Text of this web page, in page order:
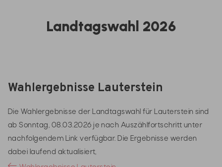
Landtagswahl 2026
Wahlergebnisse Lauterstein
Die Wahlergebnisse der Landtagswahl für Lauterstein sind
ab Sonntag, 08.03.2026 je nach Auszählfortschritt unter
nachfolgendem Link verfügbar. Die Ergebnisse werden
dabei laufend aktualisiert,